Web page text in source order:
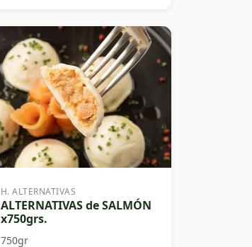
H. ALTERNATIVAS
ALTERNATIVAS de SALMÓN
x750grs.
750gr